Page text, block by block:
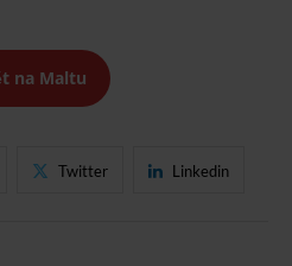
na Maltu
Twitter Linkedin